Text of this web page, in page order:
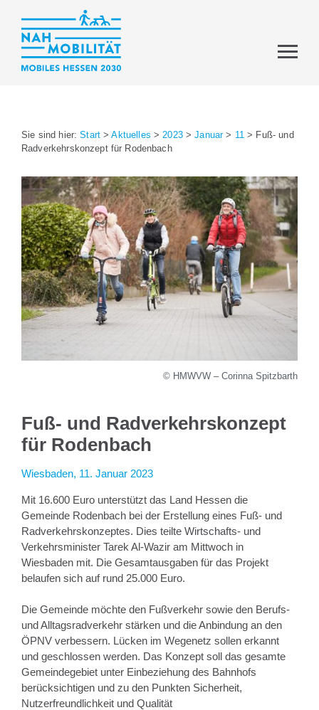
Sie sind hier:Start >Aktuelles >2023>Januar> 11 > Fuß- und
Radverkehrskonzept für Rodenbach
© HMWVW – Corinna Spitzbarth
Fuß- und Radverkehrskonzept
für Rodenbach
Wiesbaden, 11. Januar 2023
Mit 16.600 Euro unterstützt das Land Hessen die
Gemeinde Rodenbach bei der Erstellung eines Fuß- und
Radverkehrskonzeptes. Dies teilte Wirtschafts- und
Verkehrsminister Tarek Al-Wazir am Mittwoch in
Wiesbaden mit. Die Gesamtausgaben für das Projekt
belaufen sich auf rund 25.000 Euro.
Die Gemeinde möchte den Fußverkehr sowie den Berufs-
und Alltagsradverkehr stärken und die Anbindung an den
ÖPNV verbessern. Lücken im Wegenetz sollen erkannt
und geschlossen werden. Das Konzept soll das gesamte
Gemeindegebiet unter Einbeziehung des Bahnhofs
berücksichtigen und zu den Punkten Sicherheit,
Nutzerfreundlichkeit und Qualität